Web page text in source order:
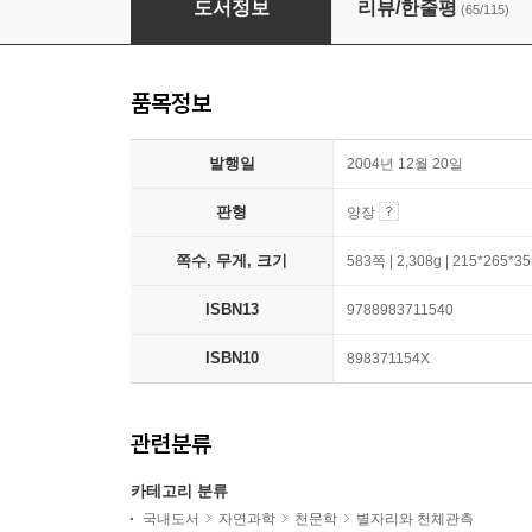
도서정보 리뷰/한줄평 (65/115)
품목정보
발행일 2004년 12월 20일
판형 양장
쪽수, 무게, 크기 583쪽 | 2,308g |
ISBN13 9788983711540
ISBN10 898371154X
관련분류
카테고리 분류
국내도서 자연과학 천문학
별자리와 천체관측